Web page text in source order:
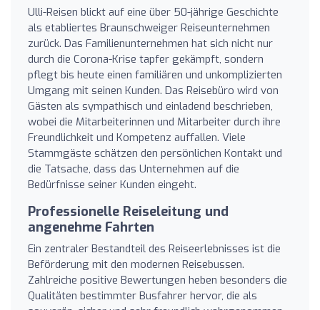
Ulli-Reisen blickt auf eine über 50-jährige Geschichte
als etabliertes Braunschweiger Reiseunternehmen
zurück. Das Familienunternehmen hat sich nicht nur
durch die Corona-Krise tapfer gekämpft, sondern
pflegt bis heute einen familiären und unkomplizierten
Umgang mit seinen Kunden. Das Reisebüro wird von
Gästen als sympathisch und einladend beschrieben,
wobei die Mitarbeiterinnen und Mitarbeiter durch ihre
Freundlichkeit und Kompetenz auffallen. Viele
Stammgäste schätzen den persönlichen Kontakt und
die Tatsache, dass das Unternehmen auf die
Bedürfnisse seiner Kunden eingeht.
Professionelle Reiseleitung und
angenehme Fahrten
Ein zentraler Bestandteil des Reiseerlebnisses ist die
Beförderung mit den modernen Reisebussen.
Zahlreiche positive Bewertungen heben besonders die
Qualitäten bestimmter Busfahrer hervor, die als